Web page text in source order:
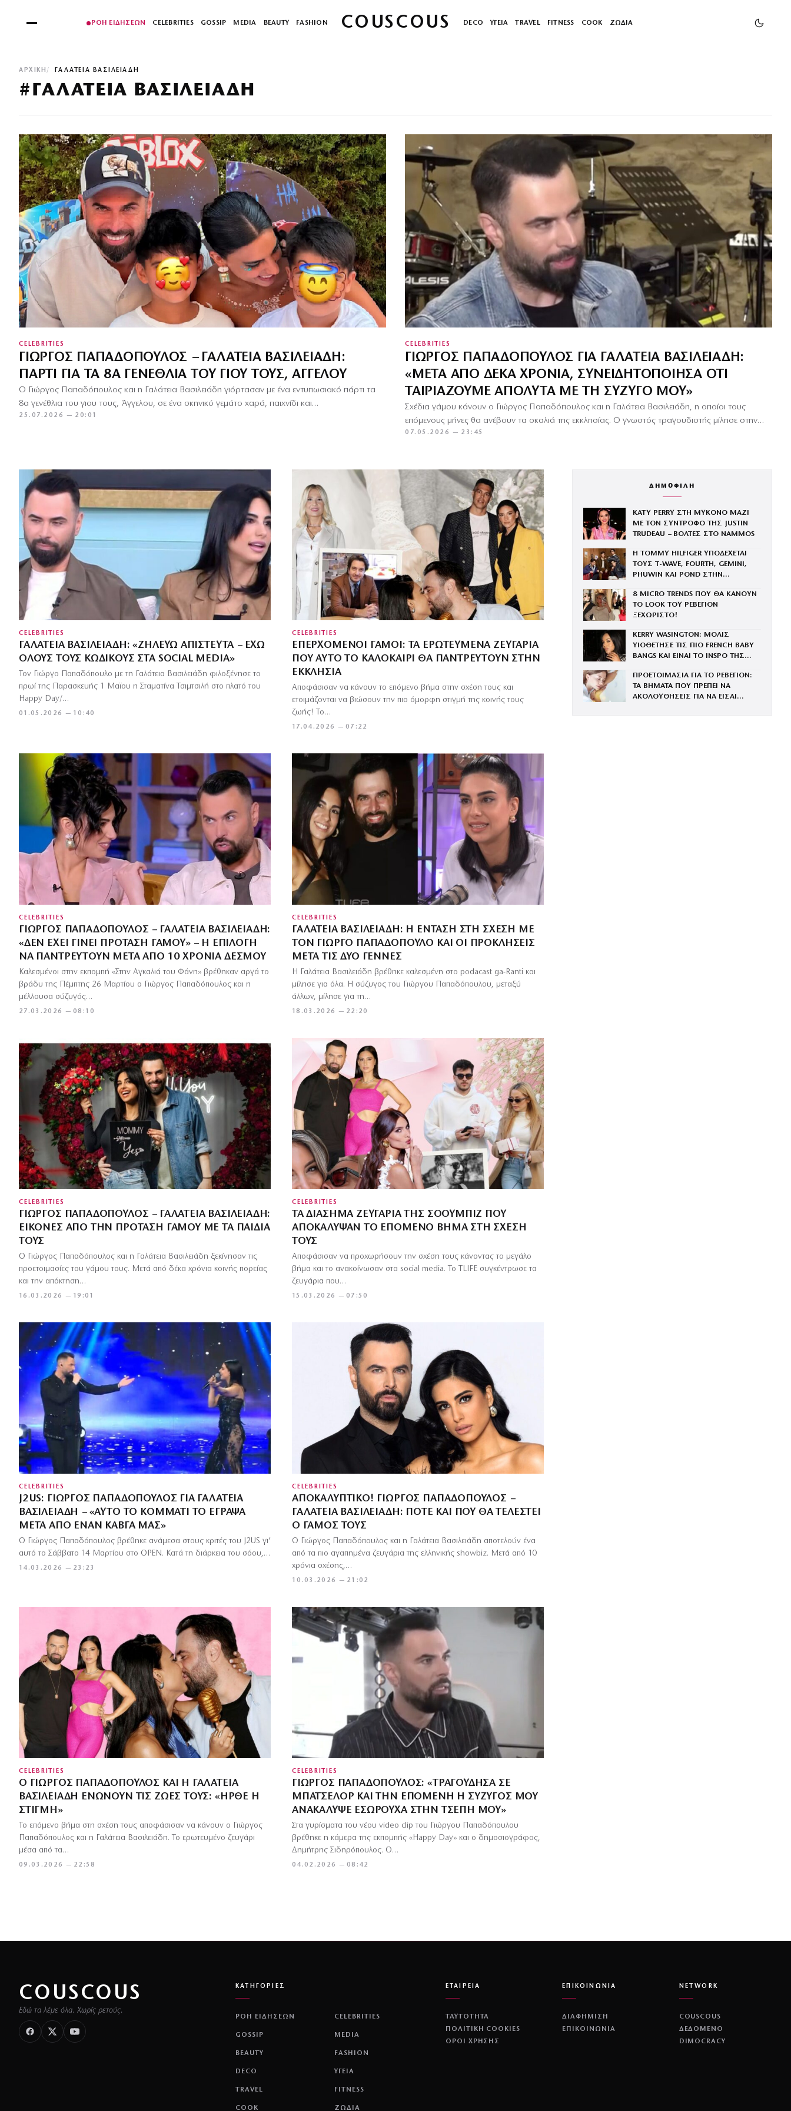
ΡΟΗ ΕΙΔΗΣΕΩΝ CELEBRITIES GOSSIP MEDIA BEAUTY FASHION COUSCOUS DECO ΥΓΕΙΑ TRAVEL FITNESS COOK ΖΩΔΙΑ
ΑΡΧΙΚΉ ΓΑΛΑΤΕΙΑ ΒΑΣΙΛΕΙΑΔΗ
#ΓΑΛΑΤΕΙΑ ΒΑΣΙΛΕΙΑΔΗ
CELEBRITIES
ΓΙΏΡΓΟΣ ΠΑΠΑΔΌΠΟΥΛΟΣ – ΓΑΛΆΤΕΙΑ ΒΑΣΙΛΕΙΆΔΗ:
ΠΆΡΤΙ ΓΙΑ ΤΑ 8Α ΓΕΝΈΘΛΙΑ ΤΟΥ ΓΙΟΥ ΤΟΥΣ, ΆΓΓΕΛΟΥ
Ο Γιώργος Παπαδόπουλος και η Γαλάτεια Βασιλειάδη γιόρτασαν με ένα εντυπωσιακό πάρτι τα
8α γενέθλια του γιου τους, Άγγελου, σε ένα σκηνικό γεμάτο χαρά, παιχνίδι και…
25.07.2026 — 20:01
CELEBRITIES
ΓΙΏΡΓΟΣ ΠΑΠΑΔΌΠΟΥΛΟΣ ΓΙΑ ΓΑΛΆΤΕΙΑ ΒΑΣΙΛΕΙΆΔΗ:
«ΜΕΤΆ ΑΠΌ ΔΈΚΑ ΧΡΌΝΙΑ, ΣΥΝΕΙΔΗΤΟΠΟΊΗΣΑ ΌΤΙ
ΤΑΙΡΙΆΖΟΥΜΕ ΑΠΌΛΥΤΑ ΜΕ ΤΗ ΣΎΖΥΓΌ ΜΟΥ»
Σχέδια γάμου κάνουν ο Γιώργος Παπαδόπουλος και η Γαλάτεια Βασιλειάδη, η οποίοι τους
επόμενους μήνες θα ανέβουν τα σκαλιά της εκκλησίας. Ο γνωστός τραγουδιστής μίλησε στην…
07.05.2026 — 23:45
CELEBRITIES
ΓΑΛΆΤΕΙΑ ΒΑΣΙΛΕΙΆΔΗ: «ΖΗΛΕΎΩ ΑΠΊΣΤΕΥΤΑ – ΈΧΩ
ΌΛΟΥΣ ΤΟΥΣ ΚΩΔΙΚΟΎΣ ΣΤΑ SOCIAL MEDIA»
01.05.2026 — 10:40
Τον Γιώργο Παπαδόπουλο με τη Γαλάτεια Βασιλειάδη φιλοξένησε το
πρωί της Παρασκευής 1 Μαϊου η Σταματίνα Τσιμτσιλή στο πλατό του
Happy Day/…
CELEBRITIES
ΕΠΕΡΧΌΜΕΝΟΙ ΓΆΜΟΙ: ΤΑ ΕΡΩΤΕΥΜΈΝΑ ΖΕΥΓΆΡΙΑ
ΠΟΥ ΑΥΤΌ ΤΟ ΚΑΛΟΚΑΊΡΙ ΘΑ ΠΑΝΤΡΕΥΤΟΎΝ ΣΤΗΝ
ΕΚΚΛΗΣΊΑ
17.04.2026 — 07:22
Αποφάσισαν να κάνουν το επόμενο βήμα στην σχέση τους και
ετοιμάζονται να βιώσουν την πιο όμορφη στιγμή της κοινής τους
ζωής! Το…
CELEBRITIES
ΓΙΏΡΓΟΣ ΠΑΠΑΔΌΠΟΥΛΟΣ – ΓΑΛΆΤΕΙΑ ΒΑΣΙΛΕΙΆΔΗ:
«ΔΕΝ ΈΧΕΙ ΓΊΝΕΙ ΠΡΌΤΑΣΗ ΓΆΜΟΥ» – Η ΕΠΙΛΟΓΉ
ΝΑ ΠΑΝΤΡΕΥΤΟΎΝ ΜΕΤΆ ΑΠΌ 10 ΧΡΌΝΙΑ ΔΕΣΜΟΎ
27.03.2026 — 08:10
Καλεσμένοι στην εκπομπή «Στην Αγκαλιά του Φάνη» βρέθηκαν αργά το
βράδυ της Πέμπτης 26 Μαρτίου ο Γιώργος Παπαδόπουλος και η
μέλλουσα σύζυγός…
CELEBRITIES
ΓΑΛΆΤΕΙΑ ΒΑΣΙΛΕΙΆΔΗ: Η ΈΝΤΑΣΗ ΣΤΗ ΣΧΈΣΗ ΜΕ
ΤΟΝ ΓΙΏΡΓΟ ΠΑΠΑΔΌΠΟΥΛΟ ΚΑΙ ΟΙ ΠΡΟΚΛΉΣΕΙΣ
ΜΕΤΆ ΤΙΣ ΔΎΟ ΓΈΝΝΕΣ
18.03.2026 — 22:20
H Γαλάτεια Βασιλειάδη βρέθηκε καλεσμένη στο podacast ga-Ranti και
μίλησε για όλα. Η σύζυγος του Γιώργου Παπαδόπουλου, μεταξύ
άλλων, μίλησε για τη…
CELEBRITIES
ΓΙΏΡΓΟΣ ΠΑΠΑΔΌΠΟΥΛΟΣ – ΓΑΛΆΤΕΙΑ ΒΑΣΙΛΕΙΆΔΗ:
ΕΙΚΌΝΕΣ ΑΠΌ ΤΗΝ ΠΡΌΤΑΣΗ ΓΆΜΟΥ ΜΕ ΤΑ ΠΑΙΔΙΆ
ΤΟΥΣ
16.03.2026 — 19:01
Ο Γιώργος Παπαδόπουλος και η Γαλάτεια Βασιλειάδη ξεκίνησαν τις
προετοιμασίες του γάμου τους. Μετά από δέκα χρόνια κοινής πορείας
και την απόκτηση…
CELEBRITIES
ΤΑ ΔΙΆΣΗΜΑ ΖΕΥΓΆΡΙΑ ΤΗΣ ΣΌΟΥΜΠΙΖ ΠΟΥ
ΑΠΟΚΆΛΥΨΑΝ ΤΟ ΕΠΌΜΕΝΟ ΒΉΜΑ ΣΤΗ ΣΧΈΣΗ
ΤΟΥΣ
15.03.2026 — 07:50
Αποφάσισαν να προχωρήσουν την σχέση τους κάνοντας το μεγάλο
βήμα και το ανακοίνωσαν στα social media. Το TLIFE συγκέντρωσε τα
ζευγάρια που…
CELEBRITIES
J2US: ΓΙΏΡΓΟΣ ΠΑΠΑΔΌΠΟΥΛΟΣ ΓΙΑ ΓΑΛΆΤΕΙΑ
ΒΑΣΙΛΕΙΆΔΗ – «ΑΥΤΌ ΤΟ ΚΟΜΜΆΤΙ ΤΟ ΈΓΡΑΨΑ
ΜΕΤΆ ΑΠΌ ΈΝΑΝ ΚΑΒΓΆ ΜΑΣ»
14.03.2026 — 23:23
Ο Γιώργος Παπαδόπουλος βρέθηκε ανάμεσα στους κριτές του J2US γι’
αυτό το Σάββατο 14 Μαρτίου στο OPEN. Κατά τη διάρκεια του σόου,…
CELEBRITIES
ΑΠΟΚΑΛΥΠΤΙΚΌ! ΓΙΏΡΓΟΣ ΠΑΠΑΔΌΠΟΥΛΟΣ –
ΓΑΛΆΤΕΙΑ ΒΑΣΙΛΕΙΆΔΗ: ΠΌΤΕ ΚΑΙ ΠΟΎ ΘΑ ΤΕΛΕΣΤΕΊ
Ο ΓΆΜΟΣ ΤΟΥΣ
10.03.2026 — 21:02
Ο Γιώργος Παπαδόπουλος και η Γαλάτεια Βασιλειάδη αποτελούν ένα
από τα πιο αγαπημένα ζευγάρια της ελληνικής showbiz. Μετά από 10
χρόνια σχέσης,…
CELEBRITIES
Ο ΓΙΏΡΓΟΣ ΠΑΠΑΔΌΠΟΥΛΟΣ ΚΑΙ Η ΓΑΛΆΤΕΙΑ
ΒΑΣΙΛΕΙΆΔΗ ΕΝΏΝΟΥΝ ΤΙΣ ΖΩΈΣ ΤΟΥΣ: «ΉΡΘΕ Η
ΣΤΙΓΜΉ»
09.03.2026 — 22:58
Το επόμενο βήμα στη σχέση τους αποφάσισαν να κάνουν ο Γιώργος
Παπαδόπουλος και η Γαλάτεια Βασιλειάδη. Το ερωτευμένο ζευγάρι
μέσα από τα…
CELEBRITIES
ΓΙΏΡΓΟΣ ΠΑΠΑΔΌΠΟΥΛΟΣ: «ΤΡΑΓΟΎΔΗΣΑ ΣΕ
ΜΠΆΤΣΕΛΟΡ ΚΑΙ ΤΗΝ ΕΠΟΜΈΝΗ Η ΣΎΖΥΓΌΣ ΜΟΥ
ΑΝΑΚΆΛΥΨΕ ΕΣΏΡΟΥΧΑ ΣΤΗΝ ΤΣΈΠΗ ΜΟΥ»
04.02.2026 — 08:42
Στα γυρίσματα του νέου video clip του Γιώργου Παπαδόπουλου
βρέθηκε η κάμερα της εκπομπής «Happy Day» και ο δημοσιογράφος,
Δημήτρης Σιδηρόπουλος. Ο…
ΔΗΜΟΦΙΛΗ
KATY PERRY ΣΤΗ ΜΥΚΟΝΟ ΜΑΖΙ
ΜΕ ΤΟΝ ΣΥΝΤΡΟΦΟ ΤΗΣ JUSTIN
TRUDEAU – ΒΟΛΤΕΣ ΣΤΟ NAMMOS
Η TOMMY HILFIGER ΥΠΟΔΕΧΕΤΑΙ
ΤΟΥΣ Τ-WAVE, FOURTH, GEMINI,
PHUWIN ΚΑΙ POND ΣΤΗΝ
8 MICRO TRENDS ΠΟΥ ΘΑ ΚΑΝΟΥΝ
ΤΟ LOOK ΤΟΥ ΡΕΒΕΓΙΟΝ
ΞΕΧΩΡΙΣΤΟ!
KERRY WASINGTON: ΜΟΛΙΣ
ΥΙΟΘΕΤΗΣΕ ΤΙΣ ΠΙΟ FRENCH BABY
BANGS ΚΑΙ ΕΙΝΑΙ ΤΟ INSPO ΤΗΣ
ΠΡΟΕΤΟΙΜΑΣΙΑ ΓΙΑ ΤΟ ΡΕΒΕΓΙΟΝ:
ΤΑ ΒΗΜΑΤΑ ΠΟΥ ΠΡΕΠΕΙ ΝΑ
ΑΚΟΛΟΥΘΗΣΕΙΣ ΓΙΑ ΝΑ ΕΙΣΑΙ
COUSCOUS
Εδώ τα λέμε όλα. Χωρίς ρετούς.
ΚΑΤΗΓΟΡΙΕΣ
ΡΟΗ ΕΙΔΗΣΕΩΝ CELEBRITIES
GOSSIP MEDIA
BEAUTY FASHION
DECO ΥΓΕΙΑ
TRAVEL FITNESS
COOK ΖΩΔΙΑ
ΕΤΑΙΡΕΙΑ
ΤΑΥΤΟΤΗΤΑ
ΠΟΛΙΤΙΚΉ COOKIES
ΌΡΟΙ ΧΡΉΣΗΣ
ΕΠΙΚΟΙΝΩΝΙΑ
ΔΙΑΦΗΜΙΣΗ
ΕΠΙΚΟΙΝΩΝΙΑ
NETWORK
COUSCOUS
ΔΕΔΟΜΕΝΟ
DIMOCRACY